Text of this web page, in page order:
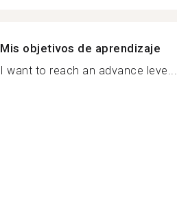
Mis objetivos de aprendizaje
I want to reach an advance leve...